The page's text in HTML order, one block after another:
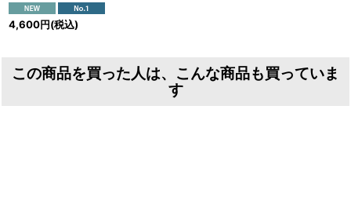
4,600円(税込)
この商品を買った人は、こんな商品も買っていま
す